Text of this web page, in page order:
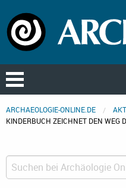
ARCHAEOLOGIE-ONLINE.DE
KINDERBUCH ZEICHNET DEN WEG